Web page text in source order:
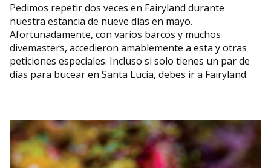
Pedimos repetir dos veces en Fairyland durante
nuestra estancia de nueve días en mayo.
Afortunadamente, con varios barcos y muchos
divemasters, accedieron amablemente a esta y otras
peticiones especiales. Incluso si solo tienes un par de
días para bucear en Santa Lucía, debes ir a Fairyland.